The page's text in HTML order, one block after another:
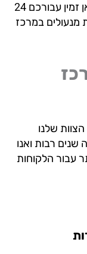
בערים הקרובות בדחיפות, הצוות שלנו כאן זמין עבורכם 24
במרכז
שלנו
רבות ואנו
הלקוחות